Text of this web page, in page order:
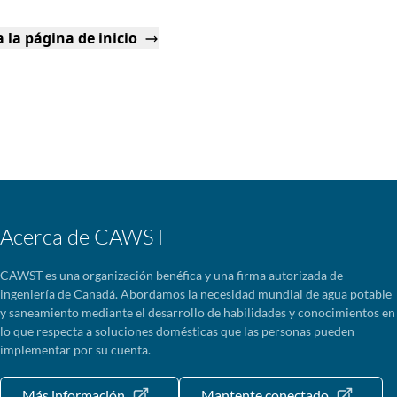
la página de inicio
Acerca de CAWST
CAWST es una organización benéfica y una firma autorizada de
ingeniería de Canadá. Abordamos la necesidad mundial de agua potable
y saneamiento mediante el desarrollo de habilidades y conocimientos en
lo que respecta a soluciones domésticas que las personas pueden
implementar por su cuenta.